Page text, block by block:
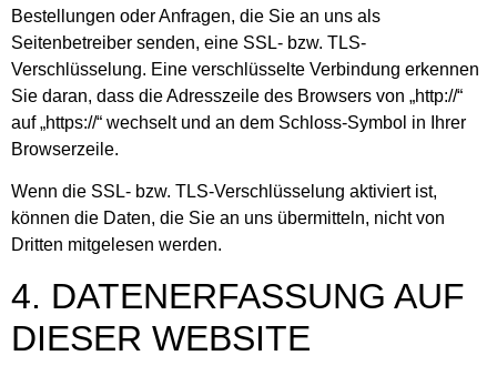
Bestellungen oder Anfragen, die Sie an uns als
Seitenbetreiber senden, eine SSL- bzw. TLS-
Verschlüsselung. Eine verschlüsselte Verbindung erkennen
Sie daran, dass die Adresszeile des Browsers von „http://“
auf „https://“ wechselt und an dem Schloss-Symbol in Ihrer
Browserzeile.
Wenn die SSL- bzw. TLS-Verschlüsselung aktiviert ist,
können die Daten, die Sie an uns übermitteln, nicht von
Dritten mitgelesen werden.
4. DATENERFASSUNG AUF
DIESER WEBSITE